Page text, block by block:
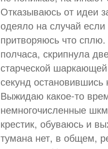
Отказываюсь от идеи
одеяло на случай
притворяюсь что
полчаса, скрипнула
старческой
секунд
Выжидаю какое-то
немногочисленные
крестик, обуваюсь и
тумана нет, в общем,